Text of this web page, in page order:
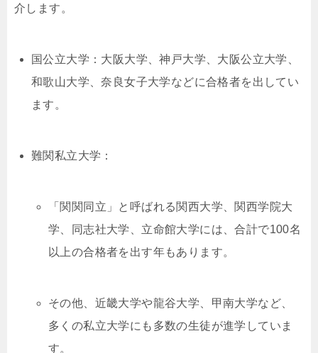
介します。
国公立大学：大阪大学、神戸大学、大阪公立大学、
和歌山大学、奈良女子大学などに合格者を出してい
ます。
難関私立大学：
「関関同立」と呼ばれる関西大学、関西学院大
学、同志社大学、立命館大学には、合計で100名
以上の合格者を出す年もあります。
その他、近畿大学や龍谷大学、甲南大学など、
多くの私立大学にも多数の生徒が進学していま
す。